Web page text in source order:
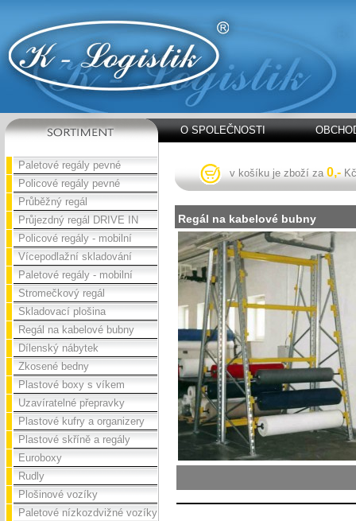
O SPOLEČNOSTI
Paletové regály pevné
Policové regály pevné
Průběžný regál
Průjezdný regál DRIVE IN
Policové regály - mobilní
Vícepodlažní skladování
Paletové regály - mobilní
Stromečkový regál
Skladovací plošina
Regál na kabelové bubny
Dílenský nábytek
Zkosené bedny
Plastové boxy s víkem
Uzavíratelné přepravky
Plastové kufry a organizery
Plastové skříně a regály
Euroboxy
Rudly
Plošinové vozíky
Paletové nízkozdvižné vozíky
v košíku je zboží za 0,- Kč
Regál na kabelové bubny